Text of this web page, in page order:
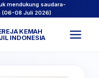
mendukung saudara-
(06-08 Juli 2026)
KEMAH
INDONESIA